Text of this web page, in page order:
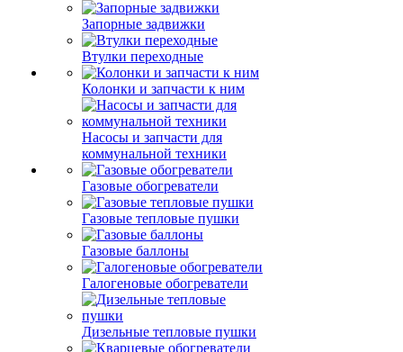
Запорные задвижки
Втулки переходные
Колонки и запчасти к ним
Насосы и запчасти для
коммунальной техники
Газовые обогреватели
Газовые тепловые пушки
Газовые баллоны
Галогеновые обогреватели
Дизельные тепловые пушки